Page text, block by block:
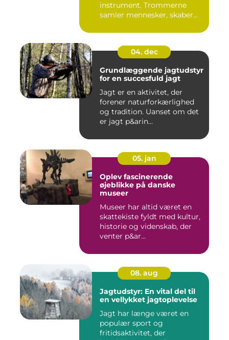
instrument. Trommerne
samler mennesker, skaber
04. dec
Grundlæggende jagtudstyr
for en succesfuld jagt
Jagt er en aktivitet, der
forener naturforkærlighed
og tradition. Uanset om det
er jagt p&arin...
05. jan
Oplev fascinerende
øjeblikke på danske
museer
Museer har altid været en
skattekiste fyldt med kultur,
historie og videnskab, der
venter p&ar...
08. aug
Jagtudstyr: En vital del til
en vellykket jagtoplevelse
Jagt har længe været en
populær sport og
fritidsaktivitet, der